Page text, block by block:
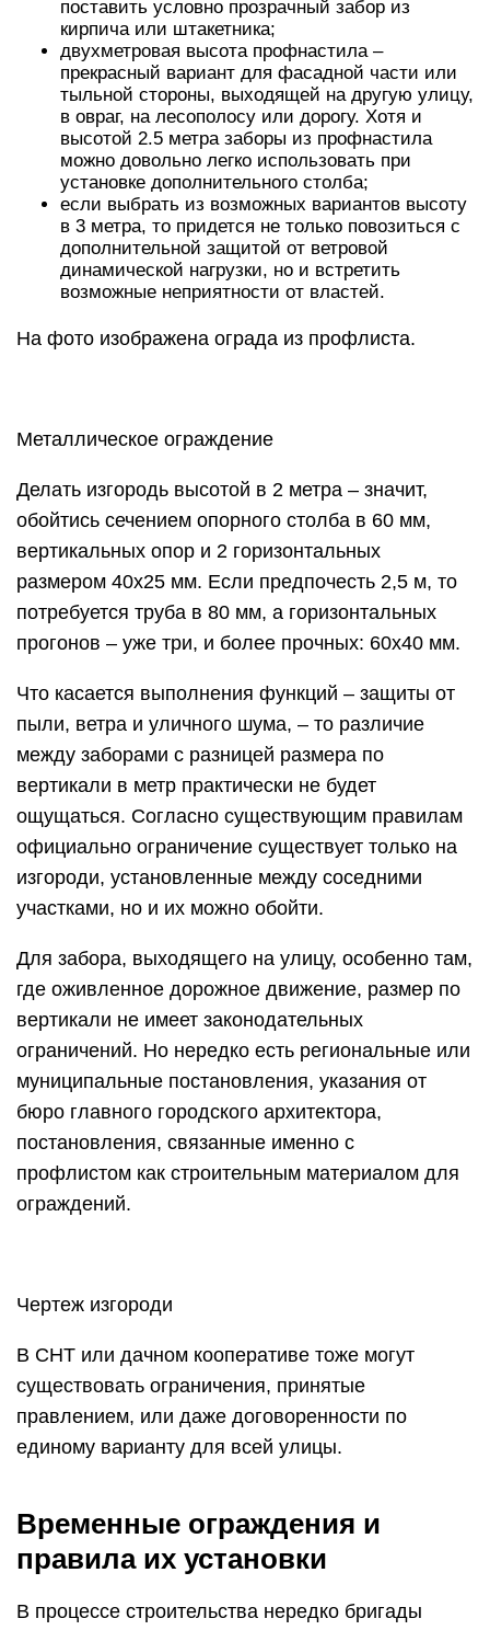
поставить условно прозрачный забор из
кирпича или штакетника;
двухметровая высота профнастила –
прекрасный вариант для фасадной части или
тыльной стороны, выходящей на другую улицу,
в овраг, на лесополосу или дорогу. Хотя и
высотой 2.5 метра заборы из профнастила
можно довольно легко использовать при
установке дополнительного столба;
если выбрать из возможных вариантов высоту
в 3 метра, то придется не только повозиться с
дополнительной защитой от ветровой
динамической нагрузки, но и встретить
возможные неприятности от властей.
На фото изображена ограда из профлиста.
Металлическое ограждение
Делать изгородь высотой в 2 метра – значит,
обойтись сечением опорного столба в 60 мм,
вертикальных опор и 2 горизонтальных
размером 40х25 мм. Если предпочесть 2,5 м, то
потребуется труба в 80 мм, а горизонтальных
прогонов – уже три, и более прочных: 60х40 мм.
Что касается выполнения функций – защиты от
пыли, ветра и уличного шума, – то различие
между заборами с разницей размера по
вертикали в метр практически не будет
ощущаться. Согласно существующим правилам
официально ограничение существует только на
изгороди, установленные между соседними
участками, но и их можно обойти.
Для забора, выходящего на улицу, особенно там,
где оживленное дорожное движение, размер по
вертикали не имеет законодательных
ограничений. Но нередко есть региональные или
муниципальные постановления, указания от
бюро главного городского архитектора,
постановления, связанные именно с
профлистом как строительным материалом для
ограждений.
Чертеж изгороди
В СНТ или дачном кооперативе тоже могут
существовать ограничения, принятые
правлением, или даже договоренности по
единому варианту для всей улицы.
Временные ограждения и
правила их установки
В процессе строительства нередко бригады